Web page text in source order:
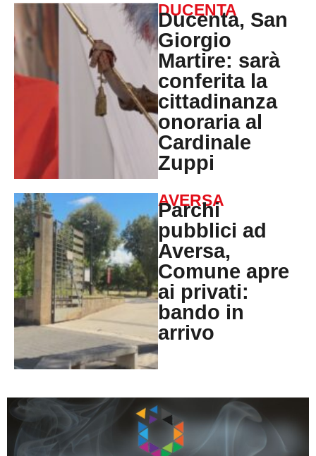
DUCENTA
Ducenta, San
Giorgio
Martire: sarà
conferita la
cittadinanza
onoraria al
Cardinale
Zuppi
AVERSA
Parchi
pubblici ad
Aversa,
Comune apre
ai privati:
bando in
arrivo